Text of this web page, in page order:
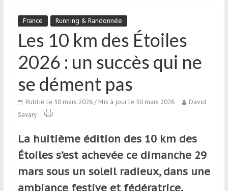
média
sur
tourisme
sportif
qui
aux
voyageurs
ou
réguliers,
pratiquants,
France Running & Randonnée
Les 10 km des Étoiles
2026 : un succès qui ne
se dément pas
Publié le 30 mars 2026/ Mis à jour le 30 mars 2026
David
Savary
La huitième édition des 10 km des
Étoiles s’est achevée ce dimanche 29
mars sous un soleil radieux, dans une
ambiance festive et fédératrice.